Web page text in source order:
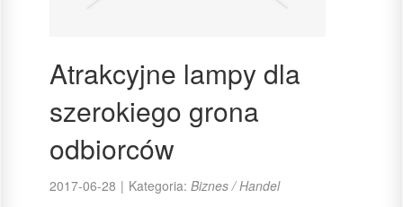
Atrakcyjne lampy dla
szerokiego grona
odbiorców
2017-06-28 | Kategoria: Biznes / Handel